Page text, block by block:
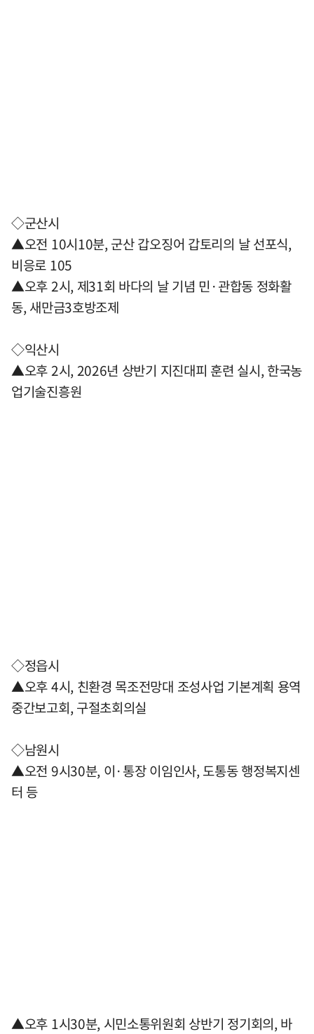
◇군산시
▲오전 10시10분, 군산 갑오징어 갑토리의 날 선포식,
비응로 105
▲오후 2시, 제31회 바다의 날 기념 민·관합동 정화활
동, 새만금3호방조제
◇익산시
▲오후 2시, 2026년 상반기 지진대피 훈련 실시, 한국농
업기술진흥원
◇정읍시
▲오후 4시, 친환경 목조전망대 조성사업 기본계획 용역
중간보고회, 구절초회의실
◇남원시
▲오전 9시30분, 이·통장 이임인사, 도통동 행정복지센
터 등
▲오후 1시30분, 시민소통위원회 상반기 정기회의, 바